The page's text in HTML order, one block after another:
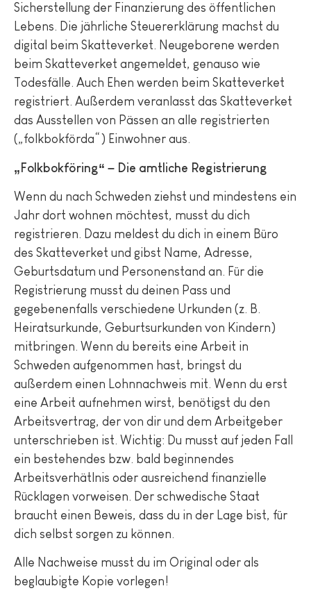
Sicherstellung der Finanzierung des öffentlichen
Lebens. Die jährliche Steuererklärung machst du
digital beim Skatteverket. Neugeborene werden
beim Skatteverket angemeldet, genauso wie
Todesfälle. Auch Ehen werden beim Skatteverket
registriert. Außerdem veranlasst das Skatteverket
das Ausstellen von Pässen an alle registrierten
(„folkbokförda“) Einwohner aus.
„Folkbokföring“ – Die amtliche Registrierung
Wenn du nach Schweden ziehst und mindestens ein
Jahr dort wohnen möchtest, musst du dich
registrieren. Dazu meldest du dich in einem Büro
des Skatteverket und gibst Name, Adresse,
Geburtsdatum und Personenstand an. Für die
Registrierung musst du deinen Pass und
gegebenenfalls verschiedene Urkunden (z. B.
Heiratsurkunde, Geburtsurkunden von Kindern)
mitbringen. Wenn du bereits eine Arbeit in
Schweden aufgenommen hast, bringst du
außerdem einen Lohnnachweis mit. Wenn du erst
eine Arbeit aufnehmen wirst, benötigst du den
Arbeitsvertrag, der von dir und dem Arbeitgeber
unterschrieben ist. Wichtig: Du musst auf jeden Fall
ein bestehendes bzw. bald beginnendes
Arbeitsverhätlnis oder ausreichend finanzielle
Rücklagen vorweisen. Der schwedische Staat
braucht einen Beweis, dass du in der Lage bist, für
dich selbst sorgen zu können.
Alle Nachweise musst du im Original oder als
beglaubigte Kopie vorlegen!